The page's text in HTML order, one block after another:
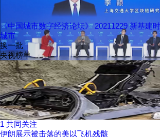
《中国城市数字经济论坛》 20211229 新基建
城市
换一批
央视榜单
1 共同关注
伊朗展示被击落的美以飞机残骸